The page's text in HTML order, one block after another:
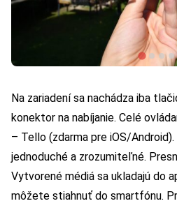
Na zariadení sa nachádza iba
konektor na nabíjanie. Celé
– Tello (zdarma pre iOS/
jednoduché a zrozumiteľné.
Vytvorené médiá sa ukladajú do
môžete stiahnuť do smartfónu.